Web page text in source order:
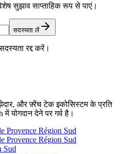
सुझाव साप्ताहिक रूप से पाएं।
सदस्यता लें
रद्द करें।
और फ़्रेंच टेक इकोसिस्टम के प्रति
में योगदान देने पर गर्व है।
Sud